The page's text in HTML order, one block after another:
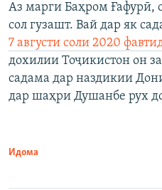
Аз марги Баҳром Ғафурӣ,
сол гузашт. Вай дар як
7 августи соли 2020
дохилии Тоҷикистон он
садама дар наздикии
дар шаҳри Душанбе рух
Идома